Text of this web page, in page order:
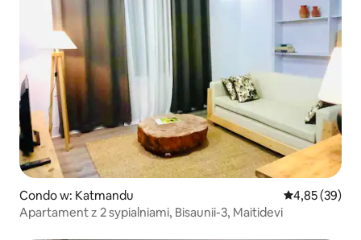
Condo w: Katmandu Średnia
4,85 (39)
Apartament z 2 sypialniami, Bisaunii-3, Maitidevi